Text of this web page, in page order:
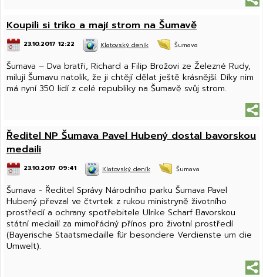
Koupili si triko a mají strom na Šumavě
23.10.2017 12:22 Klatovský deník Šumava
Šumava – Dva bratři, Richard a Filip Brožovi ze Železné Rudy,
milují Šumavu natolik, že ji chtějí dělat ještě krásnější. Díky nim
má nyní 350 lidí z celé republiky na Šumavě svůj strom.
Ředitel NP Šumava Pavel Hubený dostal bavorskou
medaili
23.10.2017 09:41 Klatovský deník Šumava
Šumava - Ředitel Správy Národního parku Šumava Pavel
Hubený převzal ve čtvrtek z rukou ministryně životního
prostředí a ochrany spotřebitele Ulrike Scharf Bavorskou
státní medailí za mimořádný přínos pro životní prostředí
(Bayerische Staatsmedaille für besondere Verdienste um die
Umwelt).